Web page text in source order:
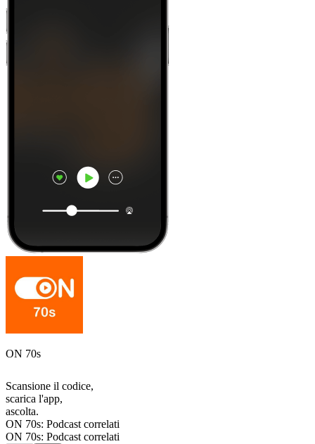
ON 70s
Scansione il codice,
scarica l'app,
ascolta.
ON 70s: Podcast correlati
ON 70s: Podcast correlati